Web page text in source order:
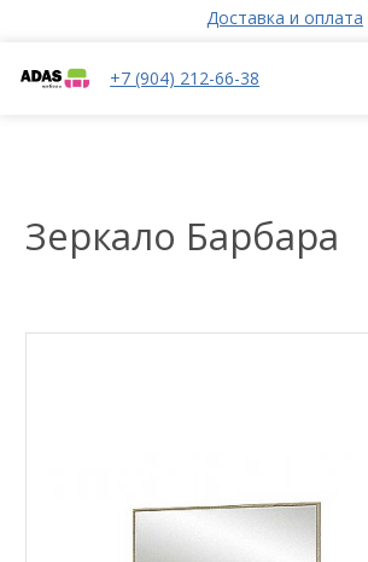
Доставка и оплата
+7 (904) 212-66-38
Зеркало Барбара